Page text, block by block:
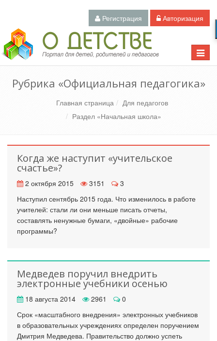
Регистрация Авторизация
Toggle
Педагогический портал «О детстве»
Рубрика «Официальная педагогика»
Главная страница
Для педагогов
Раздел «Начальная школа»
Когда же наступит «учительское
счастье»?
2 октября 2015 3151
3
Наступил сентябрь 2015 года. Что изменилось в работе
учителей: стали ли они меньше писать отчеты,
составлять ненужные бумаги, «двойные» рабочие
программы?
Медведев поручил внедрить
электронные учебники осенью
18 августа 2014 2961
0
Срок «масштабного внедрения» электронных учебников
в образовательных учреждениях определен поручением
Дмитрия Медведева. Правительство должно успеть